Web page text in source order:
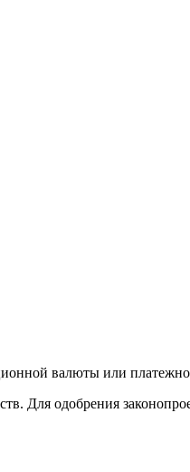
валюты или
Для одобрения